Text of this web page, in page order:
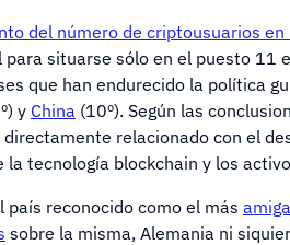
del número de criptousuarios en
situarse sólo en el puesto 11
que han endurecido la política
y China (10º). Según las
relacionado con el
la tecnología blockchain y los
país reconocido como el más
sobre la misma, Alemania ni